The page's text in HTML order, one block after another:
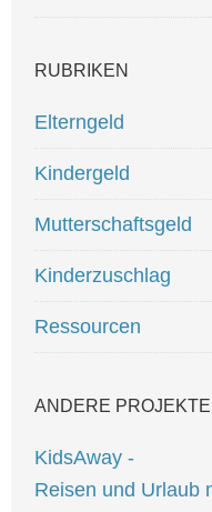
RUBRIKEN
Elterngeld
Kindergeld
Mutterschaftsgeld
Kinderzuschlag
Ressourcen
ANDERE PROJEKTE
KidsAway -
Reisen und Urlaub